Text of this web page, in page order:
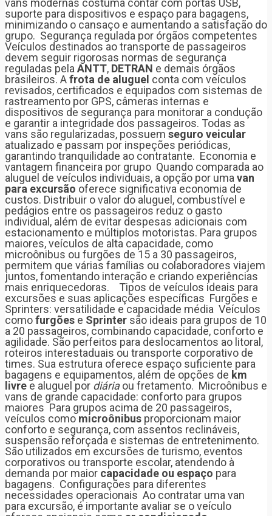
vans modernas costuma contar com portas USB,
suporte para dispositivos e espaço para bagagens,
minimizando o cansaço e aumentando a satisfação do
grupo. Segurança regulada por órgãos competentes
Veículos destinados ao transporte de passageiros
devem seguir rigorosas normas de segurança
reguladas pela ANTT, DETRAN e demais órgãos
brasileiros. Afrota de aluguel conta com veículos
revisados, certificados e equipados com sistemas de
rastreamento por GPS, câmeras internas e
dispositivos de segurança para monitorar a condução
e garantir a integridade dos passageiros. Todas as
vans são regularizadas, possuemseguro veicular
atualizado e passam por inspeções periódicas,
garantindo tranquilidade ao contratante. Economia e
vantagem financeira por grupo Quando comparada ao
aluguel de veículos individuais, a opção por uma van
para excursão oferece significativa economia de
custos. Distribuir o valor do aluguel, combustível e
pedágios entre os passageiros reduz o gasto
individual, além de evitar despesas adicionais com
estacionamento e múltiplos motoristas. Para grupos
maiores, veículos de alta capacidade, como
microônibus ou furgões de 15 a 30 passageiros,
permitem que várias famílias ou colaboradores viajem
juntos, fomentando interação e criando experiências
mais enriquecedoras. Tipos de veículos ideais para
excursões e suas aplicações específicas Furgões e
Sprinters: versatilidade e capacidade média Veículos
comofurgões e Sprinter são ideais para grupos de 10
a 20 passageiros, combinando capacidade, conforto e
agilidade. São perfeitos para deslocamentos ao litoral,
roteiros interestaduais ou transporte corporativo de
times. Sua estrutura oferece espaço suficiente para
bagagens e equipamentos, além de opções de km
livree aluguel por diáriaou fretamento. Microônibus e
vans de grande capacidade: conforto para grupos
maiores Para grupos acima de 20 passageiros,
veículos comomicroônibus proporcionam maior
conforto e segurança, com assentos reclináveis,
suspensão reforçada e sistemas de entretenimento.
São utilizados em excursões de turismo, eventos
corporativos ou transporte escolar, atendendo à
demanda por maior capacidade ou espaço para
bagagens. Configurações para diferentes
necessidades operacionais Ao contratar uma van
para excursão, é importante avaliar se o veículo